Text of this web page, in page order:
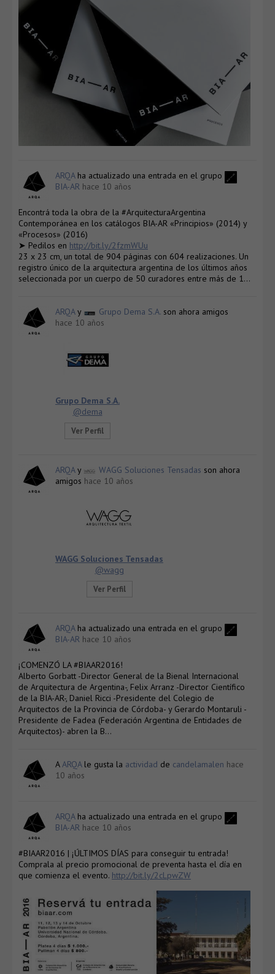
ARQAha actualizado una entrada en el grupo
BIA-AR hace 10 años
Encontrá toda la obra de la #ArquitecturaArgentina
Contemporánea en los catálogos BIA-AR «Principios» (2014) y
«Procesos» (2016)
➤ Pedilos en http://bit.ly/2fzmWUu
23 x 23 cm, un total de 904 páginas con 604 realizaciones. Un
registro único de la arquitectura argentina de los últimos años
seleccionada por un cuerpo de 50 curadores entre más de 1…
ARQAy Grupo Dema S.A. son ahora amigos
hace 10 años
Grupo Dema S.A.
@dema
Ver Perfil
ARQAy WAGG Soluciones Tensadas son ahora
amigos hace 10 años
WAGG Soluciones Tensadas
@wagg
Ver Perfil
ARQAha actualizado una entrada en el grupo
BIA-AR hace 10 años
¡COMENZÓ LA #BIAAR2016!
Alberto Gorbatt -Director General de la Bienal Internacional
de Arquitectura de Argentina-, Felix Arranz -Director Científico
de la BIA-AR-, Daniel Ricci -Presidente del Colegio de
Arquitectos de la Provincia de Córdoba- y Gerardo Montaruli -
Presidente de Fadea (Federación Argentina de Entidades de
Arquitectos)- abren la B…
AARQAle gusta la actividad de candelamalen hace
10 años
ARQAha actualizado una entrada en el grupo
BIA-AR hace 10 años
#BIAAR2016 | ¡ÚLTIMOS DÍAS para conseguir tu entrada!
Comprala al precio promocional de preventa hasta el día en
que comienza el evento. http://bit.ly/2cLpwZW